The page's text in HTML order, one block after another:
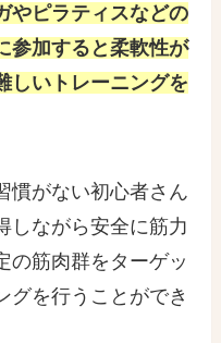
やピラティスなどの
参加すると柔軟性が
しいトレーニングを
慣がない初心者さん
しながら安全に筋力
の筋肉群をターゲッ
グを行うことができ